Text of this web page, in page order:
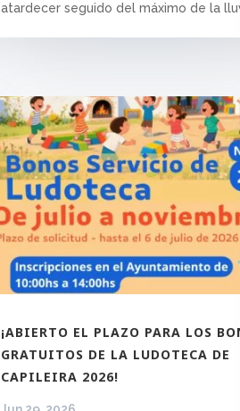
atardecer seguido del máximo de la
¡ABIERTO EL PLAZO PARA LOS
GRATUITOS DE LA LUDOTECA DE
CAPILEIRA 2026!